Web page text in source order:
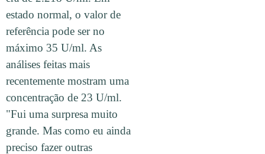
estado normal, o valor de
referência pode ser no
máximo 35 U/ml. As
análises feitas mais
recentemente mostram uma
concentração de 23 U/ml.
"Fui uma surpresa muito
grande. Mas como eu ainda
preciso fazer outras